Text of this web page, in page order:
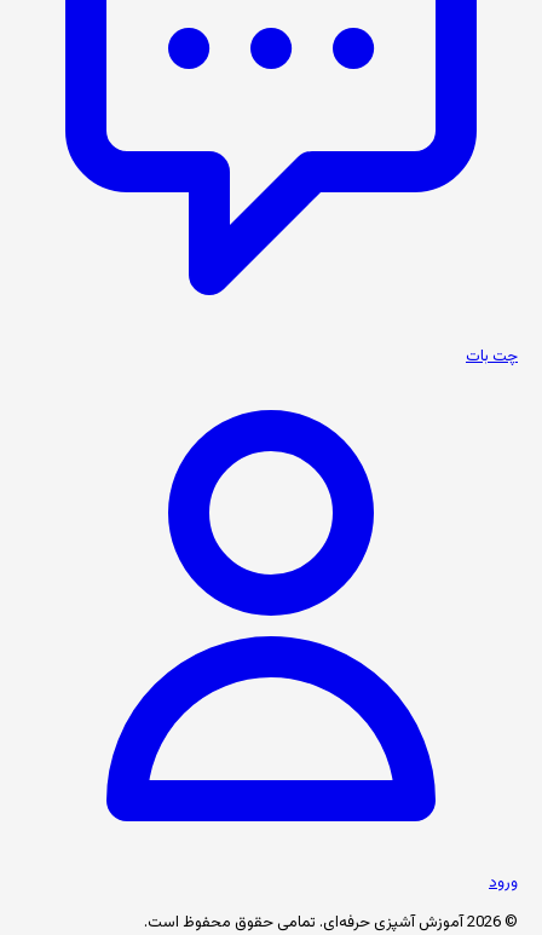
چت بات
ورود
© 2026 آموزش آشپزی حرفه‌ای. تمامی حقوق محفوظ است.